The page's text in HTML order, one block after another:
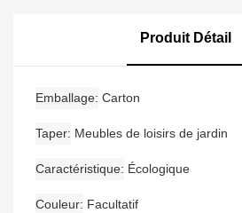
Produit Détail
Emballage Carton
Taper Meubles de loisirs de jardin
Caractéristique Écologique
Couleur Facultatif